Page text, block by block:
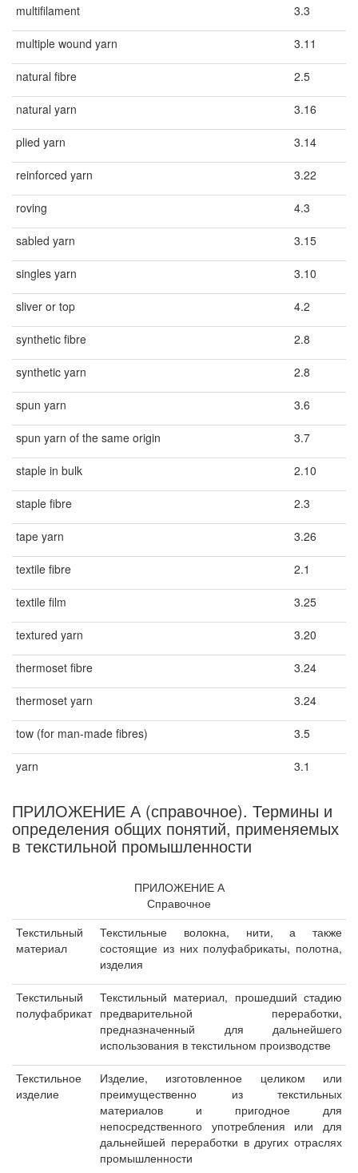
multifilament 3.3
multiple wound yarn 3.11
natural fibre 2.5
natural yarn 3.16
plied yarn 3.14
reinforced yarn 3.22
roving 4.3
sabled yarn 3.15
singles yarn 3.10
sliver or top 4.2
synthetic fibre 2.8
synthetic yarn 2.8
spun yarn 3.6
spun yarn of the same origin 3.7
staple in bulk 2.10
staple fibre 2.3
tape yarn 3.26
textile fibre 2.1
textile film 3.25
textured yarn 3.20
thermoset fibre 3.24
thermoset yarn 3.24
tow (for man-made fibres) 3.5
yarn 3.1
ПРИЛОЖЕНИЕ А (справочное). Термины и
определения общих понятий, применяемых
в текстильной промышленности
ПРИЛОЖЕНИЕ А
Справочное
Текстильный
материал
Текстильные волокна, нити, а также
состоящие из них полуфабрикаты, полотна,
изделия
Текстильный
полуфабрикат
Текстильный материал, прошедший стадию
предварительной переработки,
предназначенный для дальнейшего
использования в текстильном производстве
Текстильное
изделие
Изделие, изготовленное целиком или
преимущественно из текстильных
материалов и пригодное для
непосредственного употребления или для
дальнейшей переработки в других отраслях
промышленности